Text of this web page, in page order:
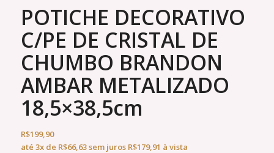
POTICHE DECORATIVO
C/PE DE CRISTAL DE
CHUMBO BRANDON
AMBAR METALIZADO
18,5×38,5cm
R$199,90
até 3xde R$66,63sem juros R$179,91 à vista